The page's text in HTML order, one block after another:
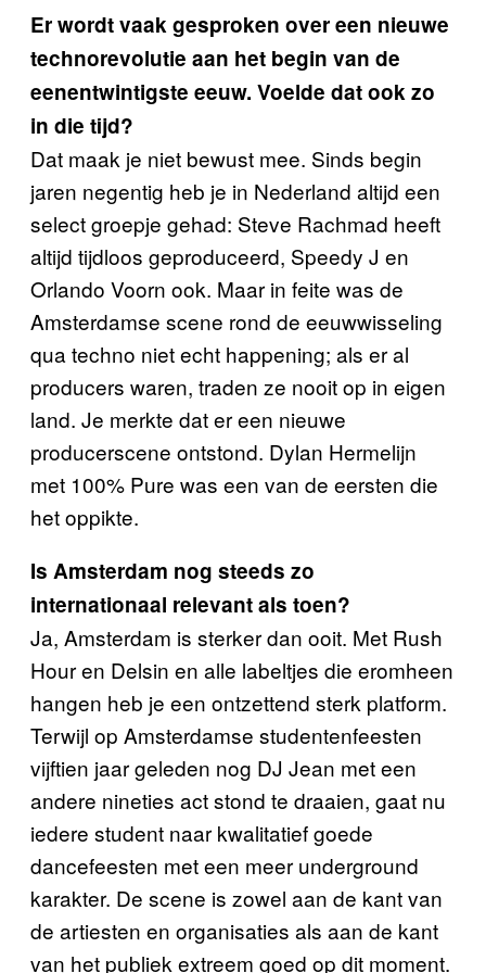
Er wordt vaak gesproken over een nieuwe
technorevolutie aan het begin van de
eenentwintigste eeuw. Voelde dat ook zo
in die tijd?
Dat maak je niet bewust mee. Sinds begin
jaren negentig heb je in Nederland altijd een
select groepje gehad: Steve Rachmad heeft
altijd tijdloos geproduceerd, Speedy J en
Orlando Voorn ook. Maar in feite was de
Amsterdamse scene rond de eeuwwisseling
qua techno niet echt happening; als er al
producers waren, traden ze nooit op in eigen
land. Je merkte dat er een nieuwe
producerscene ontstond. Dylan Hermelijn
met 100% Pure was een van de eersten die
het oppikte.
Is Amsterdam nog steeds zo
internationaal relevant als toen?
Ja, Amsterdam is sterker dan ooit. Met Rush
Hour en Delsin en alle labeltjes die eromheen
hangen heb je een ontzettend sterk platform.
Terwijl op Amsterdamse studentenfeesten
vijftien jaar geleden nog DJ Jean met een
andere nineties act stond te draaien, gaat nu
iedere student naar kwalitatief goede
dancefeesten met een meer underground
karakter. De scene is zowel aan de kant van
de artiesten en organisaties als aan de kant
van het publiek extreem goed op dit moment.